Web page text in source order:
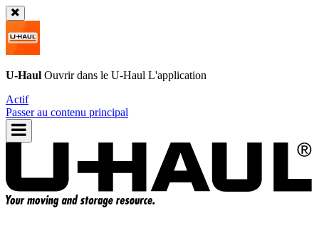
U-Haul Ouvrir dans le U-Haul L'application
Actif
Passer au contenu principal